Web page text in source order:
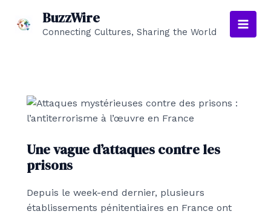
BuzzWire
Connecting Cultures, Sharing the World
Main
Une vague d’attaques contre les
prisons
Depuis le week-end dernier, plusieurs
établissements pénitentiaires en France ont